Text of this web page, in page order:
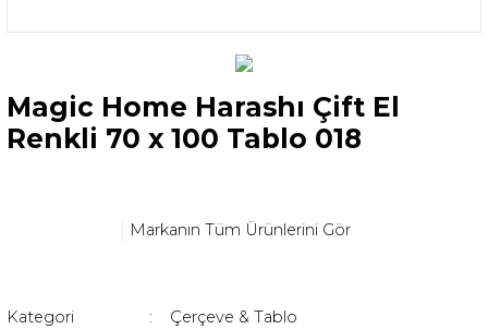
Magic Home Harashı Çift El
Renkli 70 x 100 Tablo 018
Markanın Tüm Ürünlerini Gör
Kategori
Çerçeve & Tablo